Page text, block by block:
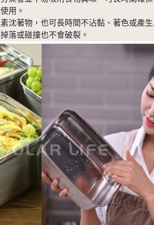
用。
沈著物，也可長時間不沾黏、著色或產
落或碰撞也不會破裂。